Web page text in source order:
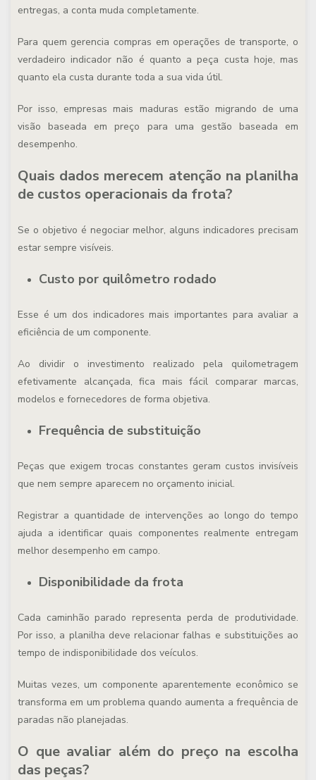
entregas, a conta muda completamente.
Para quem gerencia compras em operações de transporte, o
verdadeiro indicador não é quanto a peça custa hoje, mas
quanto ela custa durante toda a sua vida útil.
Por isso, empresas mais maduras estão migrando de uma
visão baseada em preço para uma gestão baseada em
desempenho.
Quais dados merecem atenção na planilha
de custos operacionais da frota?
Se o objetivo é negociar melhor, alguns indicadores precisam
estar sempre visíveis.
Custo por quilômetro rodado
Esse é um dos indicadores mais importantes para avaliar a
eficiência de um componente.
Ao dividir o investimento realizado pela quilometragem
efetivamente alcançada, fica mais fácil comparar marcas,
modelos e fornecedores de forma objetiva.
Frequência de substituição
Peças que exigem trocas constantes geram custos invisíveis
que nem sempre aparecem no orçamento inicial.
Registrar a quantidade de intervenções ao longo do tempo
ajuda a identificar quais componentes realmente entregam
melhor desempenho em campo.
Disponibilidade da frota
Cada caminhão parado representa perda de produtividade.
Por isso, a planilha deve relacionar falhas e substituições ao
tempo de indisponibilidade dos veículos.
Muitas vezes, um componente aparentemente econômico se
transforma em um problema quando aumenta a frequência de
paradas não planejadas.
O que avaliar além do preço na escolha
das peças?